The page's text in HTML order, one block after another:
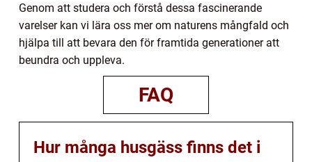
Genom att studera och förstå dessa fascinerande
varelser kan vi lära oss mer om naturens mångfald och
hjälpa till att bevara den för framtida generationer att
beundra och uppleva.
FAQ
Hur många husgäss finns det i